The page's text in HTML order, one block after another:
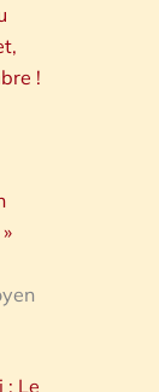
!
: Le